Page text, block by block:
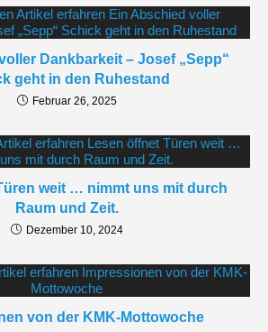
Dankbarkeit – Josef „Sepp“
geht in den Ruhestand
Februar 26, 2025
weit … nimmt uns mit durch
Raum und Zeit.
Dezember 10, 2024
von der KMK-Mottowoche